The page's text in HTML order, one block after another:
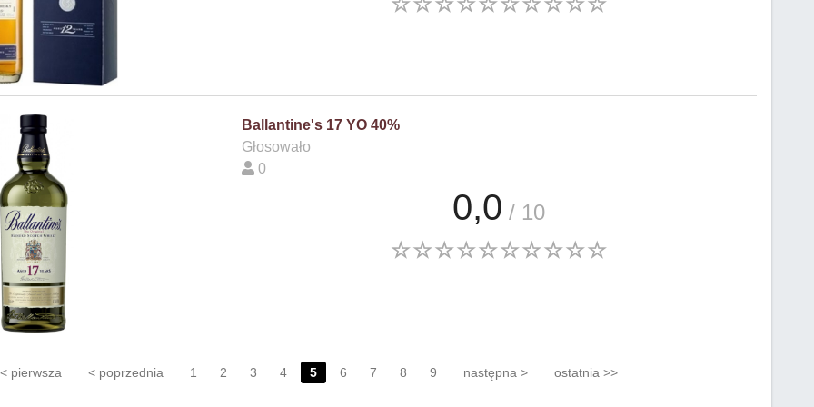
Ballantine's 17 YO 40%
Głosowało
0
0,0 / 10
pierwsza < poprzednia 1 2 3 4 5 6 7 8 9 następna > ostatnia >>